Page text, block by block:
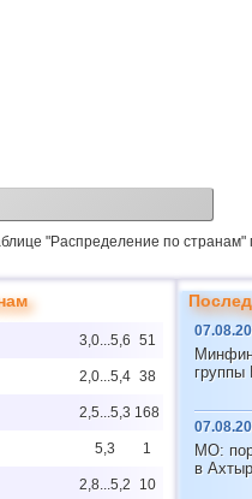
"Распределение по
3,0...5,6 51
2,0...5,4 38
2,5...5,3 168
5,3 1
2,8...5,2 10
группы
МО:
в